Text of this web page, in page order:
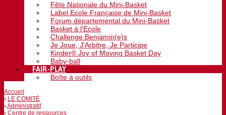
Fête Nationale du Mini-Basket
Label Ecole Française de Mini-Basket
Forum départemental du Mini-Basket
Basket à l'Ecole
Challenge Benjamin(e)s
Je Joue, J'Arbitre, Je Participe
Kinder® Joy of Moving Basket Day
Baby-ball
FAIR-PLAY
Boîte à outils
Accueil
LE COMITÉ
Administratif
Centre de ressources